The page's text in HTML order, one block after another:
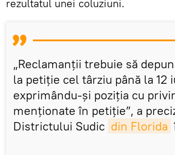
rezultatul unei coluziuni.
„Reclamanții trebuie să
la petiție cel târziu până la 12
exprimându-și poziția cu
menționate în petiție”, a
Districtului Sudic din Florida